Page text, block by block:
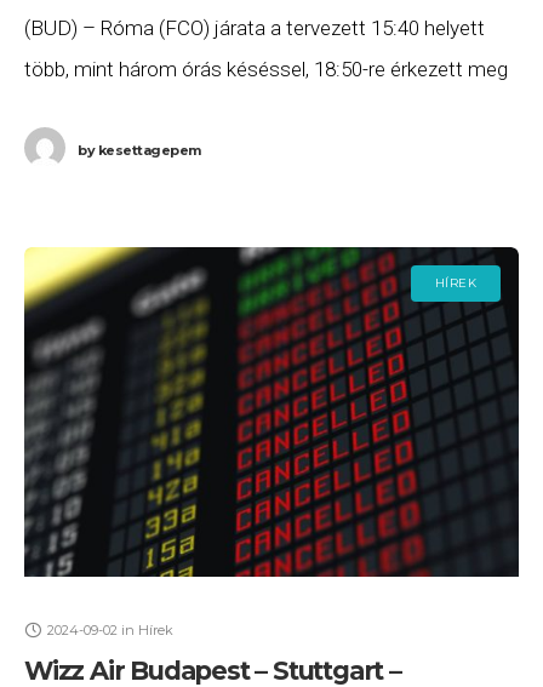
(BUD) – Róma (FCO) járata a tervezett 15:40 helyett
több, mint három órás késéssel, 18:50-re érkezett meg
bykesettagepem
HÍREK
2024-09-02 in Hírek
Wizz Air Budapest – Stuttgart –